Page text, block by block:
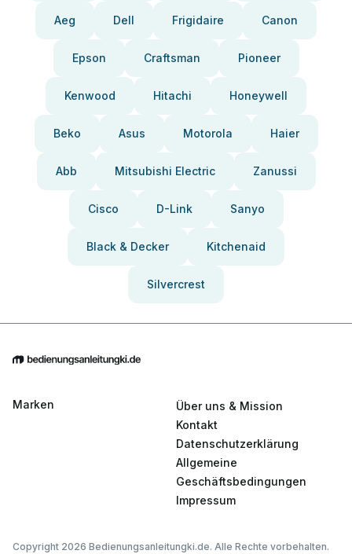
Aeg Dell Frigidaire Canon
Epson Craftsman Pioneer
Kenwood Hitachi Honeywell
Beko Asus Motorola Haier
Abb Mitsubishi Electric Zanussi
Cisco D-Link Sanyo
Black & Decker Kitchenaid
Silvercrest
Marken
Über uns & Mission
Kontakt
Datenschutzerklärung
Allgemeine
Geschäftsbedingungen
Impressum
Copyright 2026 Bedienungsanleitungki.de. Alle Rechte vorbehalten.